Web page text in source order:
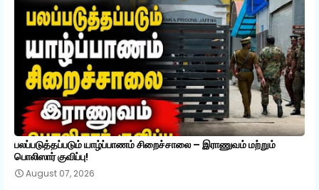
பலப்படுத்தப்படும் யாழ்ப்பாணம் சிறைச்சாலை – இராணுவம் மற்றும்
பொலிஸார் குவிப்பு!
August 07, 2026